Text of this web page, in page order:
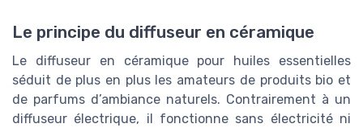
Le principe du diffuseur en céramique
Le diffuseur en céramique pour huiles essentielles
séduit de plus en plus les amateurs de produits bio et
de parfums d’ambiance naturels. Contrairement à un
diffuseur électrique, il fonctionne sans électricité ni